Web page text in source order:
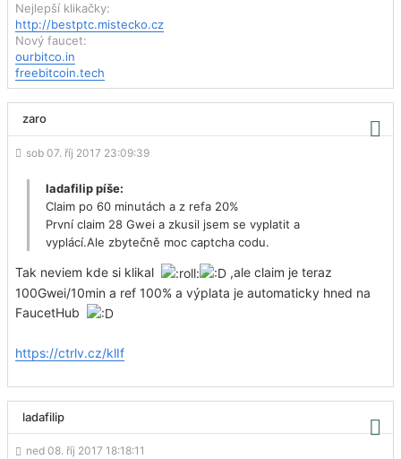
Nejlepší klikačky:
http://bestptc.mistecko.cz
Nový faucet:
ourbitco.in
freebitcoin.tech
zaro
sob 07. říj 2017 23:09:39
ladafilip píše:
Claim po 60 minutách a z refa 20%
První claim 28 Gwei a zkusil jsem se vyplatit a
vyplácí.Ale zbytečně moc captcha codu.
Tak neviem kde si klikal
,ale claim je teraz
100Gwei/10min a ref 100% a výplata je automaticky hned na
FaucetHub
https://ctrlv.cz/klIf
ladafilip
ned 08. říj 2017 18:18:11